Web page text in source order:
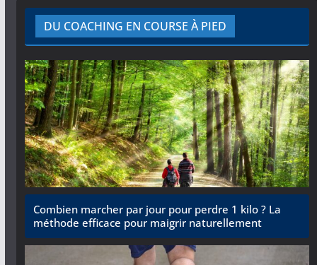
DU COACHING EN COURSE À PIED
Combien marcher par jour pour perdre 1 kilo ? La
méthode efficace pour maigrir naturellement